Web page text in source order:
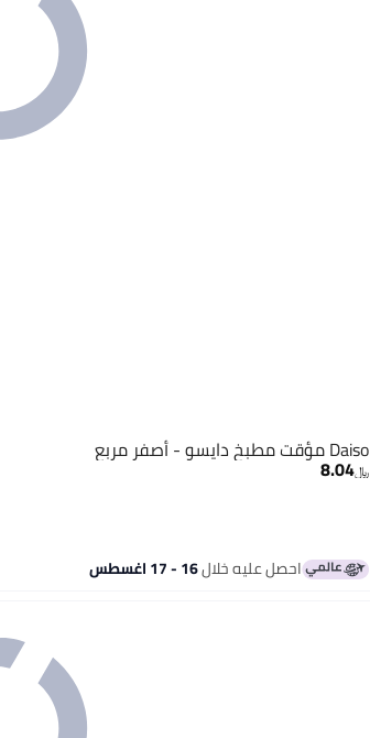
Daiso مؤقت مطبخ دايسو - أصفر مربع
﷼‏8.04
احصل عليه خلال16 - 17 اغسطس